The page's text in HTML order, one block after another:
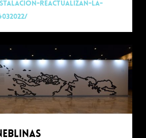
reactualizan-la-